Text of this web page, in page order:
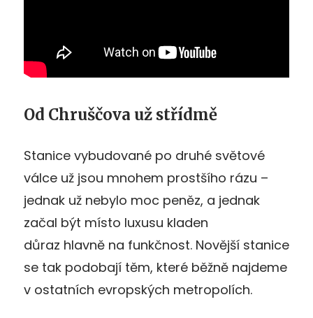
Od Chruščova už střídmě
Stanice vybudované po druhé světové
válce už jsou mnohem prostšího rázu –
jednak už nebylo moc peněz, a jednak
začal být místo luxusu kladen
důraz hlavně na funkčnost. Novější stanice
se tak podobají těm, které běžně najdeme
v ostatních evropských metropolích.